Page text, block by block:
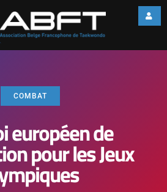
COMBAT
européen de
pour les Jeux